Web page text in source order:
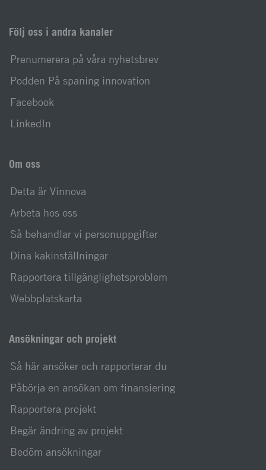
Följ oss i andra kanaler
Prenumerera på våra nyhetsbrev
Podden På spaning innovation
Facebook
LinkedIn
Om oss
Detta är Vinnova
Arbeta hos oss
Så behandlar vi personuppgifter
Dina kakinställningar
Rapportera tillgänglighetsproblem
Webbplatskarta
Ansökningar och projekt
Så här ansöker och rapporterar du
Påbörja en ansökan om finansiering
Rapportera projekt
Begär ändring av projekt
Bedöm ansökningar